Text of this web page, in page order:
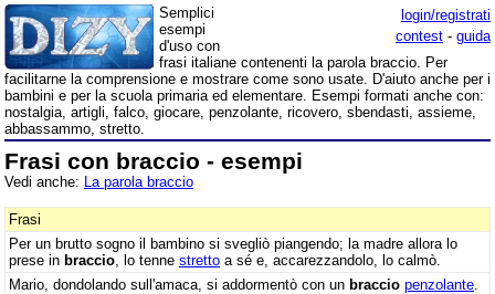
login/registrati
contest - guida
Semplici
esempi
d'uso con
frasi italiane contenenti la parola braccio. Per
facilitarne la comprensione e mostrare come sono usate. D'aiuto anche per i
bambini e per la scuola primaria ed elementare. Esempi formati anche con:
nostalgia, artigli, falco, giocare, penzolante, ricovero, sbendasti, assieme,
abbassammo, stretto.
Frasi con braccio - esempi
Vedi anche: La parola braccio
Frasi
Per un brutto sogno il bambino si svegliò piangendo; la madre allora lo
prese in braccio , lo tenne stretto a sé e, accarezzandolo, lo calmò.
Mario, dondolando sull'amaca, si addormentò con un braccio penzolante